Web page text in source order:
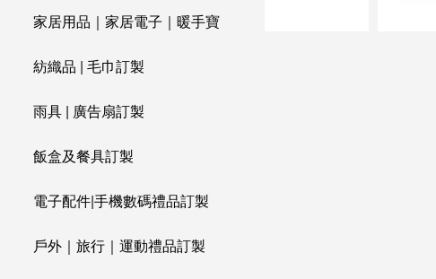
家居用品｜家居電子｜暖手寶
紡織品 | 毛巾訂製
雨具 | 廣告扇訂製
飯盒及餐具訂製
電子配件|手機數碼禮品訂製
戶外｜旅行｜運動禮品訂製